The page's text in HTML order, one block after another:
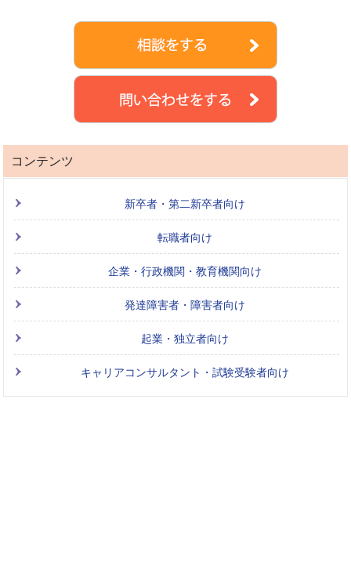
コンテンツ
新卒者・第二新卒者向け
転職者向け
企業・行政機関・教育機関向け
発達障害者・障害者向け
起業・独立者向け
キャリアコンサルタント・試験受験者向け